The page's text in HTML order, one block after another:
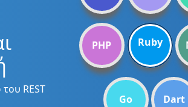
REST
PHP Ruby
Go Dart